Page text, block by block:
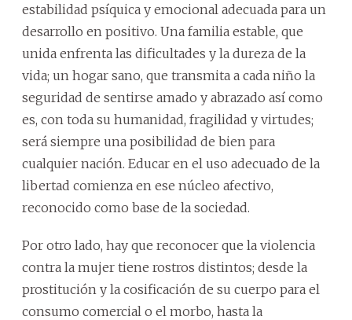
estabilidad psíquica y emocional adecuada para un
desarrollo en positivo. Una familia estable, que
unida enfrenta las dificultades y la dureza de la
vida; un hogar sano, que transmita a cada niño la
seguridad de sentirse amado y abrazado así como
es, con toda su humanidad, fragilidad y virtudes;
será siempre una posibilidad de bien para
cualquier nación. Educar en el uso adecuado de la
libertad comienza en ese núcleo afectivo,
reconocido como base de la sociedad.
Por otro lado, hay que reconocer que la violencia
contra la mujer tiene rostros distintos; desde la
prostitución y la cosificación de su cuerpo para el
consumo comercial o el morbo, hasta la